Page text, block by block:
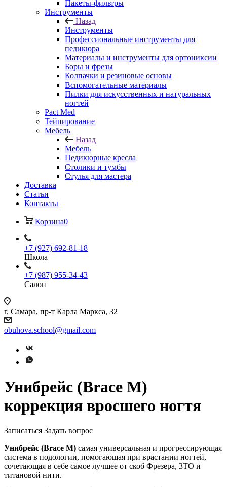
Пакеты-фильтры
Инструменты
Назад
Инструменты
Профессиональные инструменты для
педикюра
Материалы и инструменты для ортониксии
Боры и фрезы
Колпачки и резиновые основы
Вспомогательные материалы
Пилки для искусственных и натуральных
ногтей
Pact Med
Тейпирование
Мебель
Назад
Мебель
Педикюрные кресла
Столики и тумбы
Стулья для мастера
Доставка
Cтатьи
Контакты
Корзина0
+7 (927) 692-81-18
Школа
+7 (987) 955-34-43
Салон
г. Самара, пр-т Карла Маркса, 32
obuhova.school@gmail.com
Унибрейс (Brace M)
коррекция вросшего ногтя
Записаться Задать вопрос
Унибрейс (Brace M) самая универсальная и прогрессирующая
система в подологии, помогающая при врастании ногтей,
сочетающая в себе самое лучшее от скоб Фрезера, 3ТО и
титановой нити.